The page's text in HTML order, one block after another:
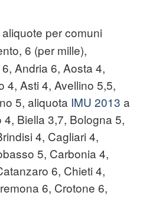
aliquote per comuni
6 (per mille),
Andria 6, Aosta 4,
4, Asti 4, Avellino 5,5,
5, aliquota IMU 2013 a
Biella 3,7, Bologna 5,
4, Cagliari 4,
5, Carbonia 4,
6, Chieti 4,
6, Crotone 6,